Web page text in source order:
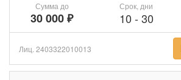
Сумма до
30 000 ₽
Срок, дни
10 - 30
Лиц. 2403322010013